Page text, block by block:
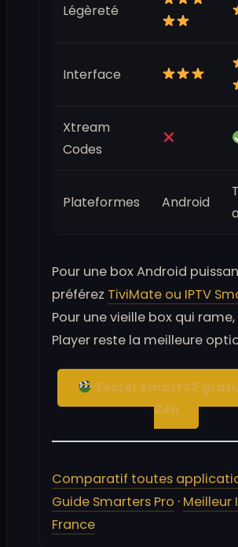
Légèreté
Interface
Xtream
Codes
Plateformes Android
Pour une box Android
préférez TiviMate ou IPTV
Pour une vieille box qui
Player reste la meilleure
Tester SmartX2
24h
Comparatif toutes
Guide Smarters Pro · Meilleur
France